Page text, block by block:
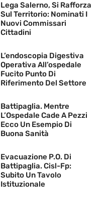
Lega Salerno, Si Rafforza
Sul Territorio: Nominati I
Nuovi Commissari
Cittadini
L’endoscopia Digestiva
Operativa All’ospedale
Fucito Punto Di
Riferimento Del Settore
Battipaglia. Mentre
L’Ospedale Cade A Pezzi
Ecco Un Esempio Di
Buona Sanità
Evacuazione P.O. Di
Battipaglia. Cisl-Fp:
Subito Un Tavolo
Istituzionale